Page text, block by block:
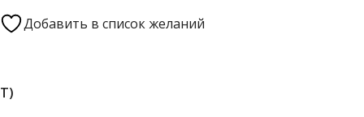
Добавить в список желаний